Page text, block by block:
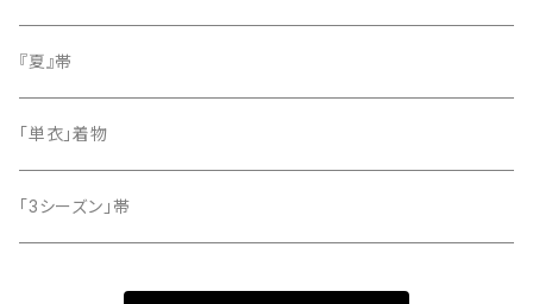
留袖
『夏』帯
「単衣」着物
「3シーズン」帯